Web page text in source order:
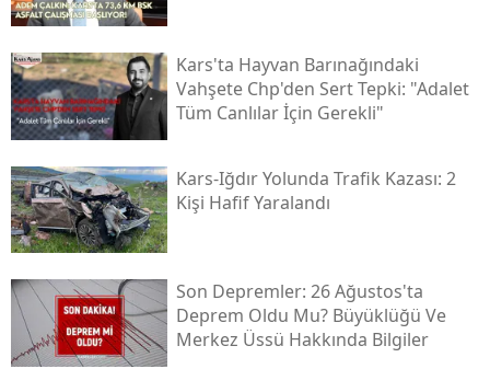
Kars'ta Hayvan Barınağındaki
Vahşete Chp'den Sert Tepki: "adalet
Tüm Canlılar İçin Gerekli"
Kars-Iğdır Yolunda Trafik Kazası: 2
Kişi Hafif Yaralandı
Son Depremler: 26 Ağustos'ta
Deprem Oldu Mu? Büyüklüğü Ve
Merkez Üssü Hakkında Bilgiler